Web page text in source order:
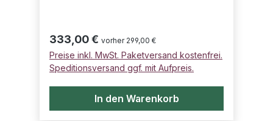
Regulärer Preis:
333,00 € vorher 299,00 €
Preise inkl. MwSt. Paketversand kostenfrei.
Speditionsversand ggf. mit Aufpreis.
In den Warenkorb